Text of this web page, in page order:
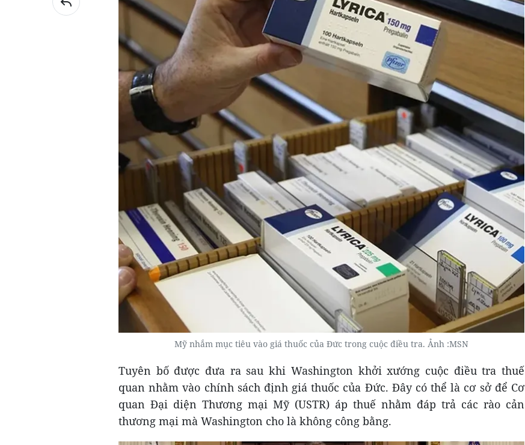
Mỹ nhắm mục tiêu vào giá thuốc của Đức trong cuộc điều tra. Ảnh :MSN
Tuyên bố được đưa ra sau khi Washington khởi xướng cuộc điều tra thuế
quan nhằm vào chính sách định giá thuốc của Đức. Đây có thể là cơ sở để Cơ
quan Đại diện Thương mại Mỹ (USTR) áp thuế nhằm đáp trả các rào cản
thương mại mà Washington cho là không công bằng.